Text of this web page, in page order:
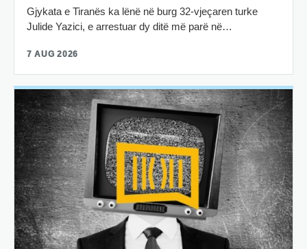
Gjykata e Tiranës ka lënë në burg 32-vjeçaren turke
Julide Yazici, e arrestuar dy ditë më parë në…
7 AUG 2026